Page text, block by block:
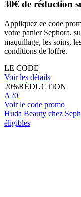
30€ de réduction
Appliquez ce code
votre panier Sephora,
maquillage, les soins,
conditions de loffre.
LE CODE
Voir les détails
20%RÉDUCTION
A20
Voir le code promo
Huda Beauty chez
éligibles